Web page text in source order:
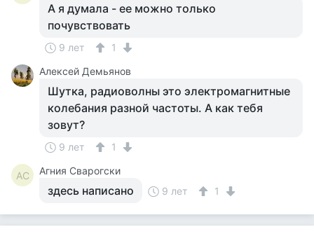
А я думала - ее можно только
почувствовать
9 лет
1
Алексей Демьянов
Шутка, радиоволны это электромагнитные
колебания разной частоты. А как тебя
зовут?
9 лет 1
АС Агния Сварогски
здесь написано 9 лет 1